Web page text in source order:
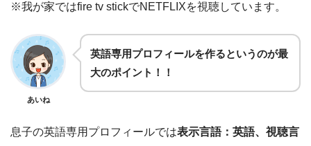
※我が家ではfire tv stickでNETFLIXを視聴しています。
あいね
英語専用プロフィールを作るというのが最
大のポイント！！
息子の英語専用プロフィールでは表示言語：英語、視聴言